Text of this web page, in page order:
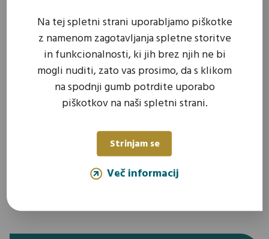
ni brez prehranske suverenosti. Hkrati je
izpostavila, da se z novim večletnim
finančnim načrtom ruši SKP, saj bodo del
sredstev države lahko prerazporejale med
različne politike, kar po prepričanju Copa
Cogece pomeni grožnjo skupnim
interesom, zlasti evropski prehranski
suverenosti. Opozorila je tudi na kontekst,
v katerem je novi predlog nastal: »
reforma SKP, ki je bila pripravljena brez
dialoga, brez posvetovanja,
Na tej spletni strani uporabljamo piškotke
z namenom zagotavljanja spletne storitve
in funkcionalnosti, ki jih brez njih ne bi
mogli nuditi, zato vas prosimo, da s klikom
na spodnji gumb potrdite uporabo
piškotkov na naši spletni strani.
Strinjam se
Več informacij